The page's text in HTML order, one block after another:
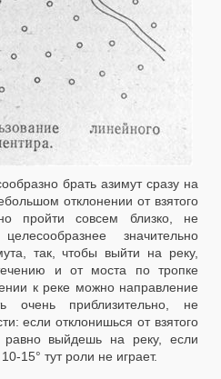
брать азимут сразу на
отклонении от взятого
пройти совсем близко, не
значительно
так, чтобы выйти
на реку,
и от моста по тропке
к реке можно направление
очень приблизительно, не
если отклонишься от взятого
равно выйдешь на реку, если
15° тут роли не играет.